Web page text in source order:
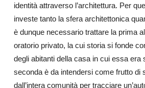
identità attraverso l’architettura. Per
investe tanto la sfera architettonica
è dunque necessario trattare la prima
oratorio privato, la cui storia si fonde
degli abitanti della casa in cui essa era
seconda è da intendersi come frutto di
dall’intera comunità per tracciare